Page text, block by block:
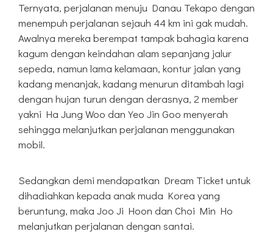
Ternyata, perjalanan menuju Danau Tekapo dengan
menempuh perjalanan sejauh 44 km ini gak mudah.
Awalnya mereka berempat tampak bahagia karena
kagum dengan keindahan alam sepanjang jalur
sepeda, namun lama kelamaan, kontur jalan yang
kadang menanjak, kadang menurun ditambah lagi
dengan hujan turun dengan derasnya, 2 member
yakni Ha Jung Woo dan Yeo Jin Goo menyerah
sehingga melanjutkan perjalanan menggunakan
mobil.
Sedangkan demi mendapatkan Dream Ticket untuk
dihadiahkan kepada anak muda Korea yang
beruntung, maka Joo Ji Hoon dan Choi Min Ho
melanjutkan perjalanan dengan santai.